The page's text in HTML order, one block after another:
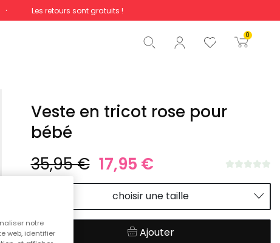
Les retours sont gratuits !
0
Total 0,00 €
Commencer la commande
Veste en tricot rose pour
bébé
35,95 € 17,95 €
choisir une taille
Ajouter
notre
web, identifier